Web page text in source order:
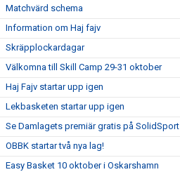
Matchvärd schema
Information om Haj fajv
Skräpplockardagar
Välkomna till Skill Camp 29-31 oktober
Haj Fajv startar upp igen
Lekbasketen startar upp igen
Se Damlagets premiär gratis på SolidSport
OBBK startar två nya lag!
Easy Basket 10 oktober i Oskarshamn